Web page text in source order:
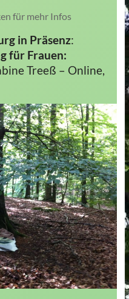
für mehr Infos
in Präsenz:
für Frauen:
Treeß – Online,